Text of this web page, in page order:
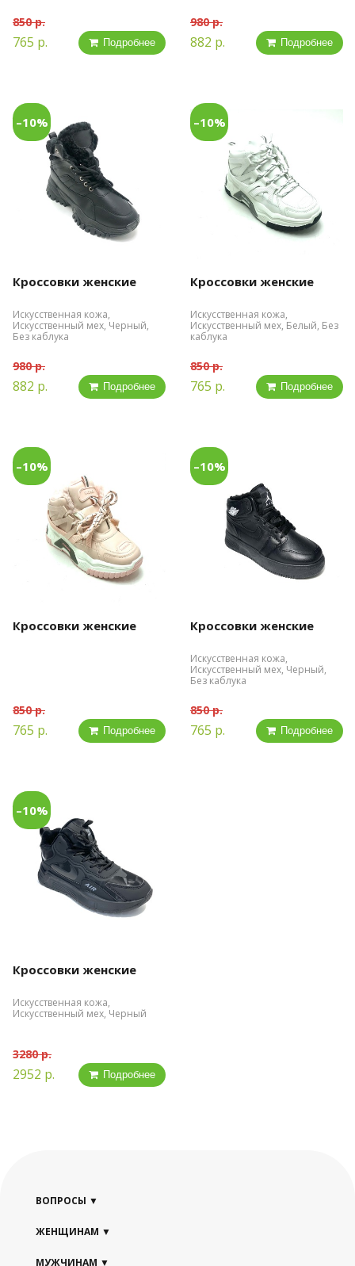
850 р.
765 р. Подробнее
980 р.
882 р. Подробнее
–10%
Кроссовки женские
Искусственная кожа,
Искусственный мех, Черный,
Без каблука
980 р.
882 р. Подробнее
–10%
Кроссовки женские
Искусственная кожа,
Искусственный мех, Белый, Без
каблука
850 р.
765 р. Подробнее
–10%
Кроссовки женские
850 р.
765 р. Подробнее
–10%
Кроссовки женские
Искусственная кожа,
Искусственный мех, Черный,
Без каблука
850 р.
765 р. Подробнее
–10%
Кроссовки женские
Искусственная кожа,
Искусственный мех, Черный
3280 р.
2952 р. Подробнее
ВОПРОСЫ
ЖЕНЩИНАМ
МУЖЧИНАМ